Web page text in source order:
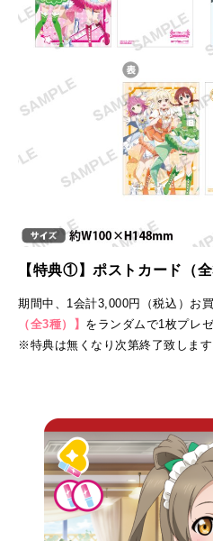
【特典①】ポストカード（全
期間中、 1会計3,000円（税込）お
（全3種）】 をランダムで1枚プレゼ
※特典は無くなり次第終了致します